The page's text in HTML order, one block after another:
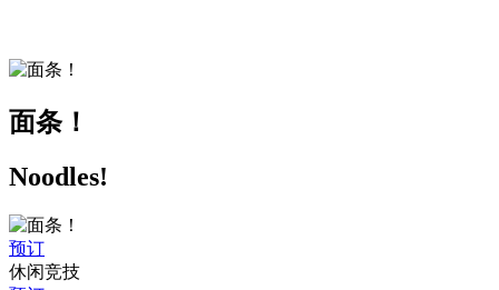
面条！
Noodles!
预订
休闲竞技